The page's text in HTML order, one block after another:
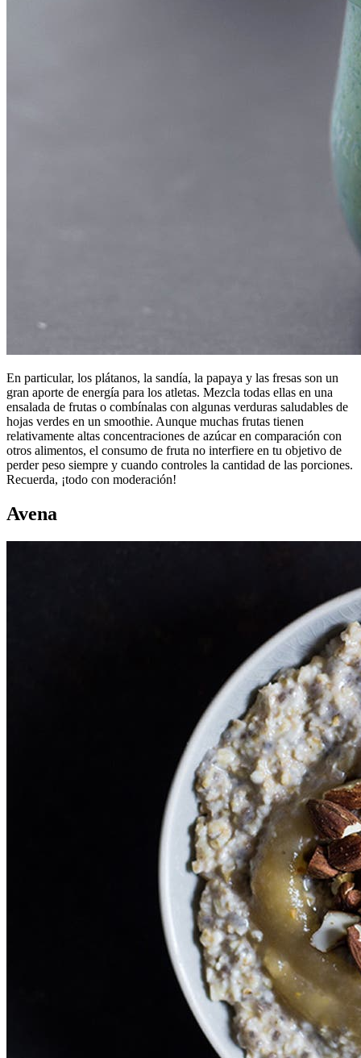
En particular, los plátanos, la sandía, la papaya y las fresas son un
gran aporte de energía para los atletas. Mezcla todas ellas en una
ensalada de frutas o combínalas con algunas verduras saludables de
hojas verdes en un smoothie. Aunque muchas frutas tienen
relativamente altas concentraciones de azúcar en comparación con
otros alimentos, el consumo de fruta no interfiere en tu objetivo de
perder peso siempre y cuando controles la cantidad de las porciones.
Recuerda, ¡todo con moderación!
Avena